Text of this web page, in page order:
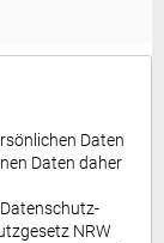
Daten
Daten daher
NRW